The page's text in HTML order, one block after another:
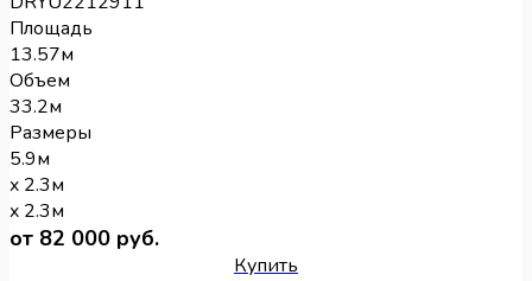
Площадь
13.57м
Объем
33.2м
Размеры
5.9м
x 2.3м
x 2.3м
от 82 000 руб.
Купить